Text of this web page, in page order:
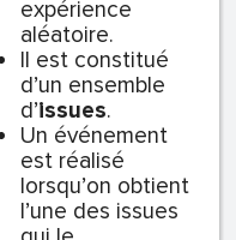
expérience
aléatoire.
Il est constitué
d’un ensemble
d’issues.
Un événement
est réalisé
lorsqu’on obtient
l’une des issues